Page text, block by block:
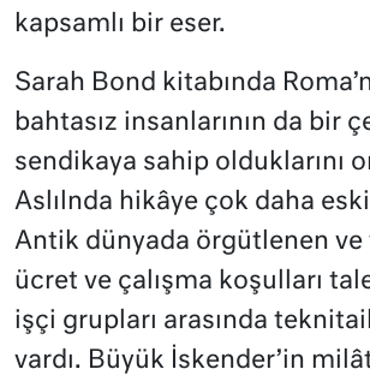
kapsamlı bir eser.
Sarah Bond kitabında
bahtasız insanlarının da bir
sendikaya sahip olduklarını
Aslılnda hikâye çok daha
Antik dünyada örgütlenen
ücret ve çalışma koşulları
işçi grupları arasında
vardı. Büyük İskender’in